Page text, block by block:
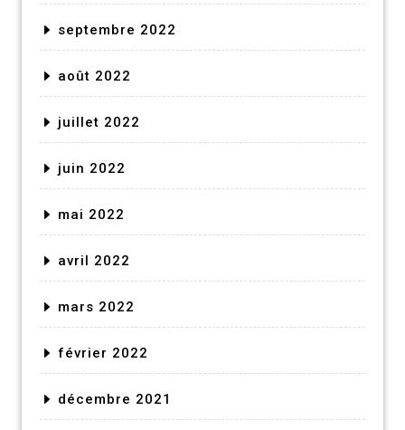
septembre 2022
août 2022
juillet 2022
juin 2022
mai 2022
avril 2022
mars 2022
février 2022
décembre 2021